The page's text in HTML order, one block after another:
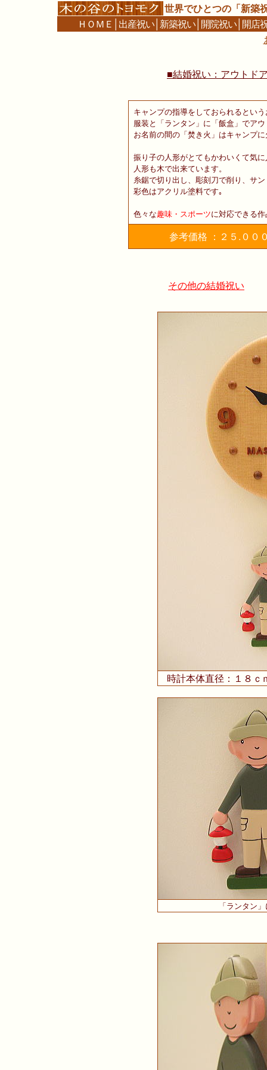
世界でひとつの「新築
ＨＯＭＥ 出産祝い 新築祝い 開院祝い 開店
■結婚祝い：アウトド
キャンプの指導をしておられるとい
服装と「ランタン」に「飯盒」でア
お名前の間の「焚き火」はキャンプ
振り子の人形がとてもかわいくて気
人形も木で出来ています。
糸鋸で切り出し、彫刻刀で削り、サ
彩色はアクリル塗料です｡
色々な趣味・スポーツに対応できる
参考価格 ：２５.０
その他の結婚祝い
時計本体直径：１８
「ランタン